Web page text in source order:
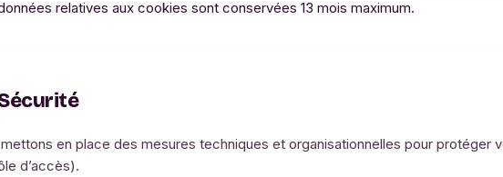
relatives aux cookies sont conservées 13 mois maximum.
en place des mesures techniques et organisationnelles pour protéger
d’accès).